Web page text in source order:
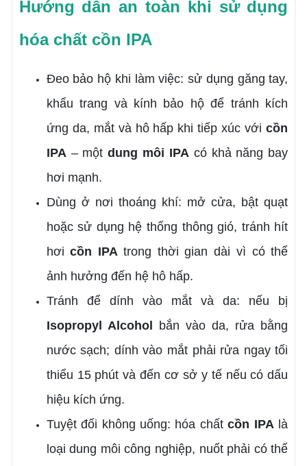
Hướng dẫn an toàn khi sử dụng
hóa chất cồn IPA
Đeo bảo hộ khi làm việc: sử dụng găng tay,
khẩu trang và kính bảo hộ để tránh kích
ứng da, mắt và hô hấp khi tiếp xúc vớicồn
IPA– mộtdung môi IPAcó khả năng bay
hơi mạnh.
Dùng ở nơi thoáng khí: mở cửa, bật quạt
hoặc sử dụng hệ thống thông gió, tránh hít
hơicồn IPA trong thời gian dài vì có thể
ảnh hưởng đến hệ hô hấp.
Tránh để dính vào mắt và da: nếu bị
Isopropyl Alcohol
bắn vào da, rửa bằng
nước sạch; dính vào mắt phải rửa ngay tối
thiểu 15 phút và đến cơ sở y tế nếu có dấu
hiệu kích ứng.
Tuyệt đối không uống: hóa chấtcồn IPAlà
loại dung môi công nghiệp, nuốt phải có thể